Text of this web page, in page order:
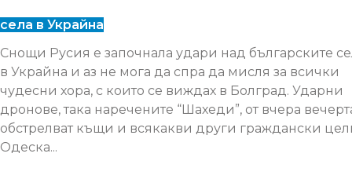
села в Украйна
Снощи Русия е започнала удари над българските
в Украйна и аз не мога да спра да мисля за всички
чудесни хора, с които се виждах в Болград. Ударни
дронове, така наречените “Шахеди”, от вчера
обстрелват къщи и всякакви други граждански
Одеска...